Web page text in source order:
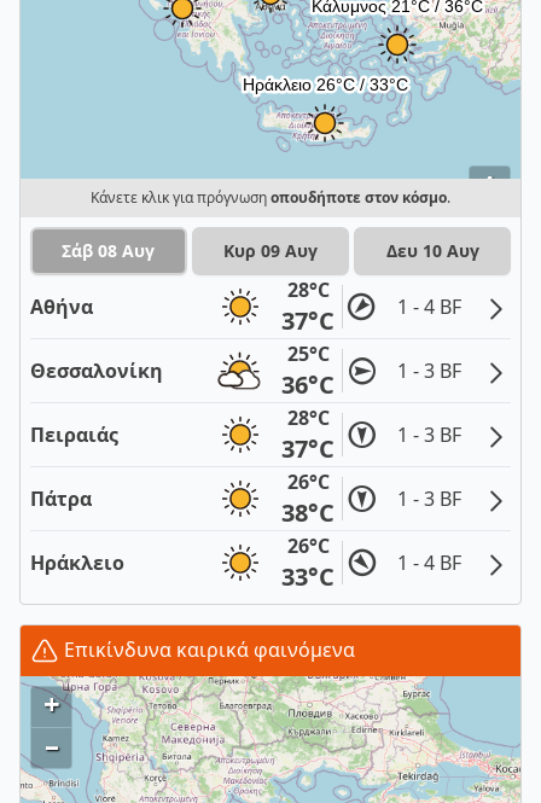
i
Κάνετε κλικ για πρόγνωσηοπουδήποτε στον κόσμο.
Σάβ 08 Αυγ Κυρ 09 Αυγ Δευ 10 Αυγ
Αθήνα
28°C
37°C 1 - 4 BF
Θεσσαλονίκη
25°C
36°C 1 - 3 BF
Πειραιάς
28°C
37°C 1 - 3 BF
Πάτρα
26°C
38°C 1 - 3 BF
Ηράκλειο
26°C
33°C 1 - 4 BF
Επικίνδυνα καιρικά φαινόμενα
+
–